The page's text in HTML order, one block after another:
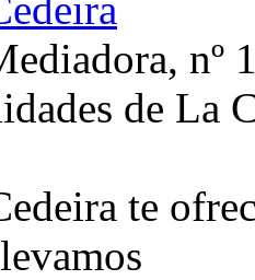
nº
de La
te